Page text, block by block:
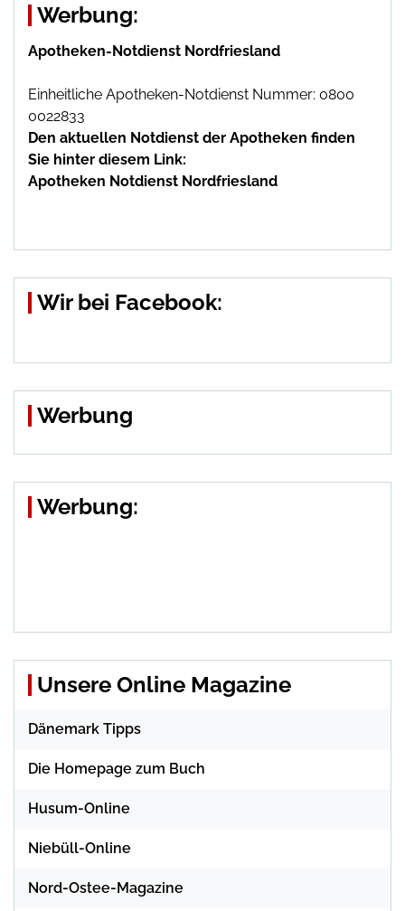
Werbung:
Apotheken-Notdienst Nordfriesland
Einheitliche Apotheken-Notdienst Nummer: 0800
0022833
Den aktuellen Notdienst der Apotheken finden
Sie hinter diesem Link:
Apotheken Notdienst Nordfriesland
Wir bei Facebook:
Werbung
Werbung:
Unsere Online Magazine
Dänemark Tipps
Die Homepage zum Buch
Husum-Online
Niebüll-Online
Nord-Ostee-Magazine